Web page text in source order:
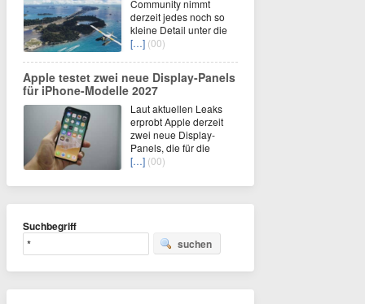
Community nimmt
derzeit jedes noch so
kleine Detail unter die
[…] (00)
Apple testet zwei neue Display-Panels
für iPhone-Modelle 2027
Laut aktuellen Leaks
erprobt Apple derzeit
zwei neue Display-
Panels, die für die
[…] (00)
Suchbegriff
suchen